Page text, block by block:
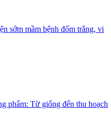
sớm mầm bệnh đốm trắng, vi
phẩm: Từ giống đến thu hoạch